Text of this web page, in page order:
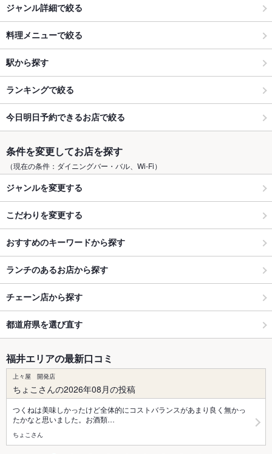
ジャンル詳細で絞る
料理メニューで絞る
駅から探す
ランキングで絞る
今日明日予約できるお店で絞る
条件を変更してお店を探す
（現在の条件：ダイニングバー・バル、Wi-Fi）
ジャンルを変更する
こだわりを変更する
おすすめのキーワードから探す
ランチのあるお店から探す
チェーン店から探す
都道府県を選び直す
福井エリアの最新口コミ
上々屋 開発店
ちょこさんの2026年08月の投稿
つくねは美味しかったけど全体的にコストバランスがあまり良く無かっ
たかなと思いました。お酒類…
ちょこさん